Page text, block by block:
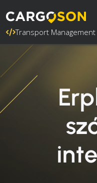
Transport